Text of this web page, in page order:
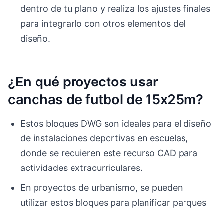
dentro de tu plano y realiza los ajustes finales
para integrarlo con otros elementos del
diseño.
¿En qué proyectos usar
canchas de futbol de 15x25m?
Estos bloques DWG son ideales para el diseño
de instalaciones deportivas en escuelas,
donde se requieren este recurso CAD para
actividades extracurriculares.
En proyectos de urbanismo, se pueden
utilizar estos bloques para planificar parques